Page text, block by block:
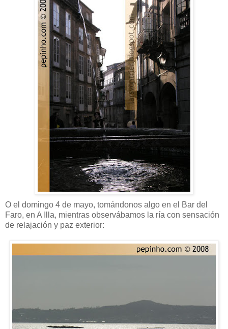
O el domingo 4 de mayo, tomándonos algo en el Bar del
Faro, en A Illa, mientras observábamos la ría con sensación
de relajación y paz exterior: